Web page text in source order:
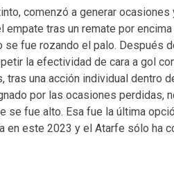
comenzó a generar
tras un remate por
fue rozando el palo. Después
la efectividad de cara a gol
una acción individual dentro
por las ocasiones perdidas,
se fue alto. Esa fue la última
en este 2023 y el Atarfe sólo ha